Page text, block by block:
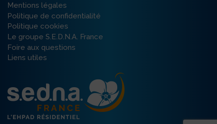
Mentions légales
Politique de confidentialité
Politique cookies
Le groupe S.E.D.N.A. France
Foire aux questions
Liens utiles